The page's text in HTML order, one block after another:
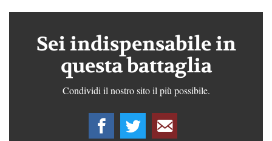
Sei indispensabile in
questa battaglia
Condividi il nostro sito il più possibile.